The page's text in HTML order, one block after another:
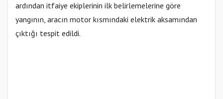
ardından itfaiye ekiplerinin ilk belirlemelerine göre
yangının, aracın motor kısmındaki elektrik aksamından
çıktığı tespit edildi.